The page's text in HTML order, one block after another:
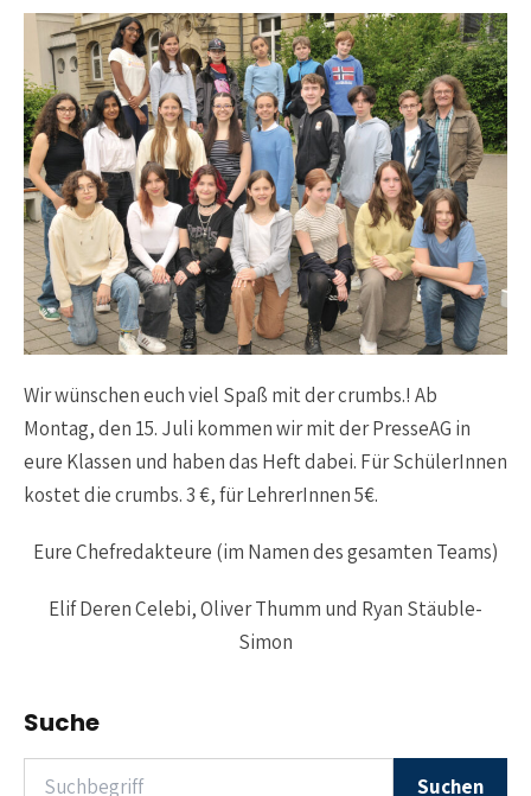
Wir wünschen euch viel Spaß mit der crumbs.! Ab
Montag, den 15. Juli kommen wir mit der PresseAG in
eure Klassen und haben das Heft dabei. Für SchülerInnen
kostet die crumbs. 3 €, für LehrerInnen 5€.
Eure Chefredakteure (im Namen des gesamten Teams)
Elif Deren Çelebi, Oliver Thumm und Ryan Stäuble-
Simon
Suche
Suchen nach Suchen